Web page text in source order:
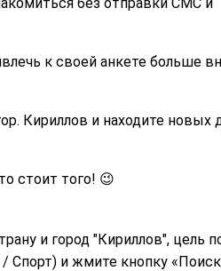
к своей анкете больше
Кириллов и находите новых
стоит того! 😉
и город "Кириллов", цель
Спорт) и жмите кнопку